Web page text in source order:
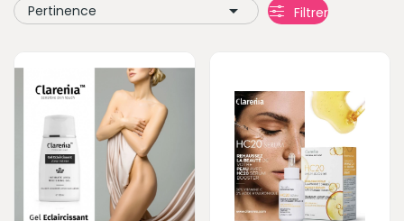
Pertinence  Filtrer